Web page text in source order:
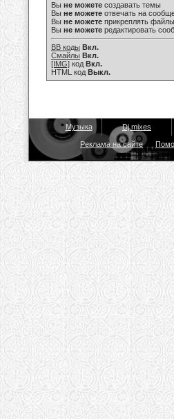
Вы не можете создавать темы
Вы не можете отвечать на
Вы не можете прикреплять файлы
Вы не можете редактировать
BB коды Вкл.
Смайлы Вкл.
[IMG] код Вкл.
HTML код Выкл.
Музыка Dj mixes
Реклама на сайте